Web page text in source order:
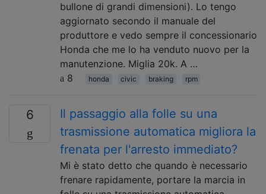
bullone di grandi dimensioni). Lo tengo
aggiornato secondo il manuale del
produttore e vedo sempre il concessionario
Honda che me lo ha venduto nuovo per la
manutenzione. Miglia 20k. A …
8
honda civic braking rpm
6
Il passaggio alla folle su una
trasmissione automatica migliora la
frenata per l'arresto immediato?
Mi è stato detto che quando è necessario
frenare rapidamente, portare la marcia in